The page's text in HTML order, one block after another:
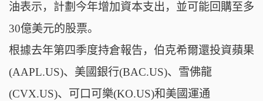
油表示，計劃今年增加資本支出，並可能回購至多
30億美元的股票。
根據去年第四季度持倉報告，伯克希爾還投資蘋果
(AAPL.US)、美國銀行(BAC.US)、雪佛龍
(CVX.US)、可口可樂(KO.US)和美國運通